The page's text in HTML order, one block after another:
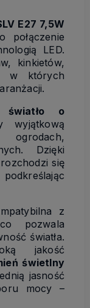
E27 7,5W
połączenie
LED.
kinkietów,
w których
światło o
wyjątkową
Dzięki
się
z
pozwala
światła.
jakość
świetlny
jasność
mocy –